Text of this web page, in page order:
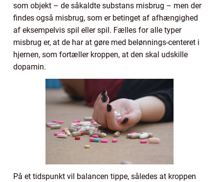
som objekt – de såkaldte substans misbrug – men der
findes også misbrug, som er betinget af afhængighed
af eksempelvis spil eller spil. Fælles for alle typer
misbrug er, at de har at gøre med belønnings-centeret i
hjernen, som fortæller kroppen, at den skal udskille
dopamin.
På et tidspunkt vil balancen tippe, således at kroppen